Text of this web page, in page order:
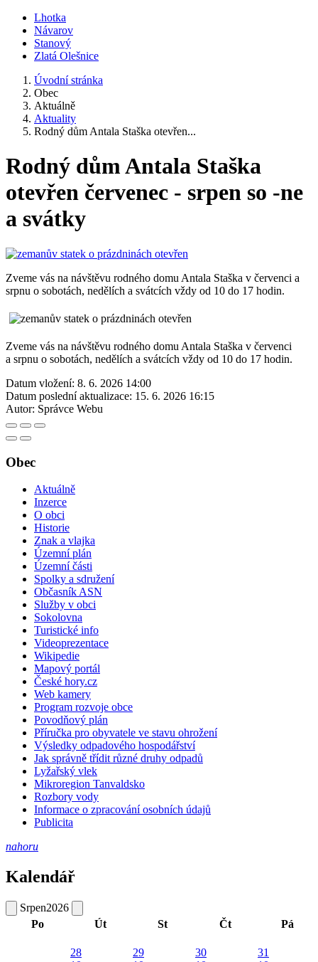
Lhotka
Návarov
Stanový
Zlatá Olešnice
Úvodní stránka
Obec
Aktuálně
Aktuality
Rodný dům Antala Staška otevřen...
Rodný dům Antala Staška
otevřen červenec - srpen so -ne
a svátky
Zveme vás na návštěvu rodného domu Antala Staška v červenci a
srpnu o sobotách, nedělích a svátcích vždy od 10 do 17 hodin.
Zveme vás na návštěvu rodného domu Antala Staška v červenci
a srpnu o sobotách, nedělích a svátcích vždy od 10 do 17 hodin.
Datum vložení: 8. 6. 2026 14:00
Datum poslední aktualizace: 15. 6. 2026 16:15
Autor: Správce Webu
Obec
Aktuálně
Inzerce
O obci
Historie
Znak a vlajka
Územní plán
Územní části
Spolky a sdružení
Občasník ASN
Služby v obci
Sokolovna
Turistické info
Videoprezentace
Wikipedie
Mapový portál
České hory.cz
Web kamery
Program rozvoje obce
Povodňový plán
Příručka pro obyvatele ve stavu ohrožení
Výsledky odpadového hospodářství
Jak správně třídit různé druhy odpadů
Lyžařský vlek
Mikroregion Tanvaldsko
Rozbory vody
Informace o zpracování osobních údajů
Publicita
nahoru
Kalendář
Srpen2026
Po
Út St Čt Pá
28
29
30
31